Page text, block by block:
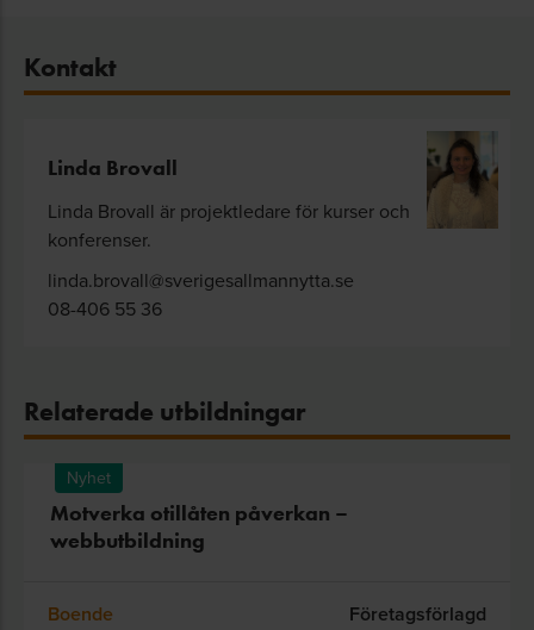
Kontakt
Linda Brovall
Linda Brovall är projektledare för kurser och
konferenser.
linda.brovall@sverigesallmannytta.se
08-406 55 36
Relaterade utbildningar
Nyhet
Motverka otillåten påverkan –
webbutbildning
Boende Företagsförlagd